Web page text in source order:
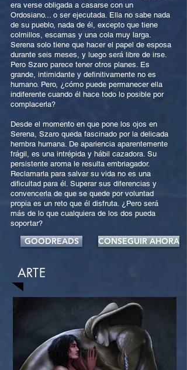
era verse obligada a casarse con un
Ordosiano... o ser ejecutada. Ella no sabe nada
de su pueblo, nada de él, excepto que tiene
colmillos, escamas y una cola muy larga.
Serena solo tiene que hacer el papel de esposa
durante seis meses, y luego será libre de irse.
Pero Szaro parece tener otros planes. Es
grande, intimidante y definitivamente no es
humano. Pero, ¿cómo puede permanecer ella
indiferente cuando él hace todo lo posible por
complacerla?
Desde el momento en que pone los ojos en
Serena, Szaro queda fascinado por la delicada
hembra humana. De apariencia aparentemente
frágil, es una intrépida y hábil cazadora. Su
persistente aroma le resulta embriagador.
Reclamarla para salvar su vida no es una
dificultad para él. Superar sus diferencias y
convencerla de que se quede por voluntad
propia es un reto que él disfruta. ¿Pero será
más de lo que cualquiera de los dos pueda
soportar?
GOODREADS CONSEGUIR AHORA
ARTE